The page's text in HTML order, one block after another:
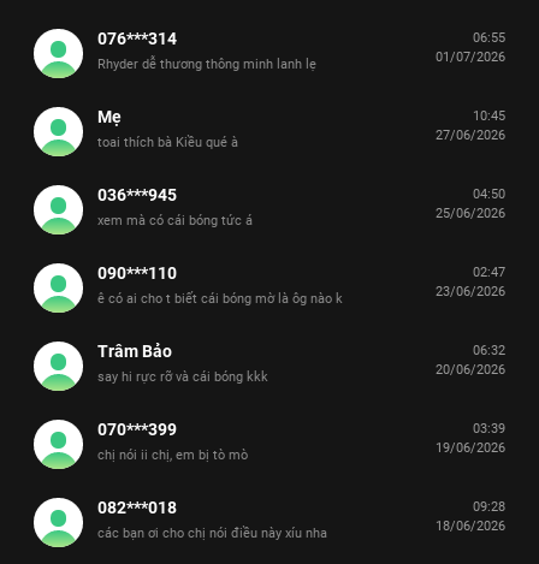
076***314
Rhyder dễ thương thông minh lanh lẹ
06:55
01/07/2026
Mẹ
toai thích bà Kiều qué à
10:45
27/06/2026
036***945
xem mà có cái bóng tức á
04:50
25/06/2026
090***110
ê có ai cho t biết cái bóng mờ là ôg nào k
02:47
23/06/2026
Trâm Bảo
say hi rực rỡ và cái bóng kkk
06:32
20/06/2026
070***399
chị nói ii chị, em bị tò mò
03:39
19/06/2026
082***018
các bạn ơi cho chị nói điều này xíu nha
09:28
18/06/2026